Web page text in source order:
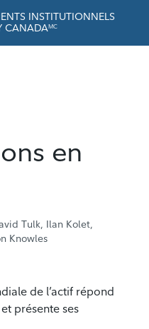
INSTITUTIONNELS
CANADAMC
en
Tulk, Ilan Kolet,
Knowles
de l’actif répond
présente ses